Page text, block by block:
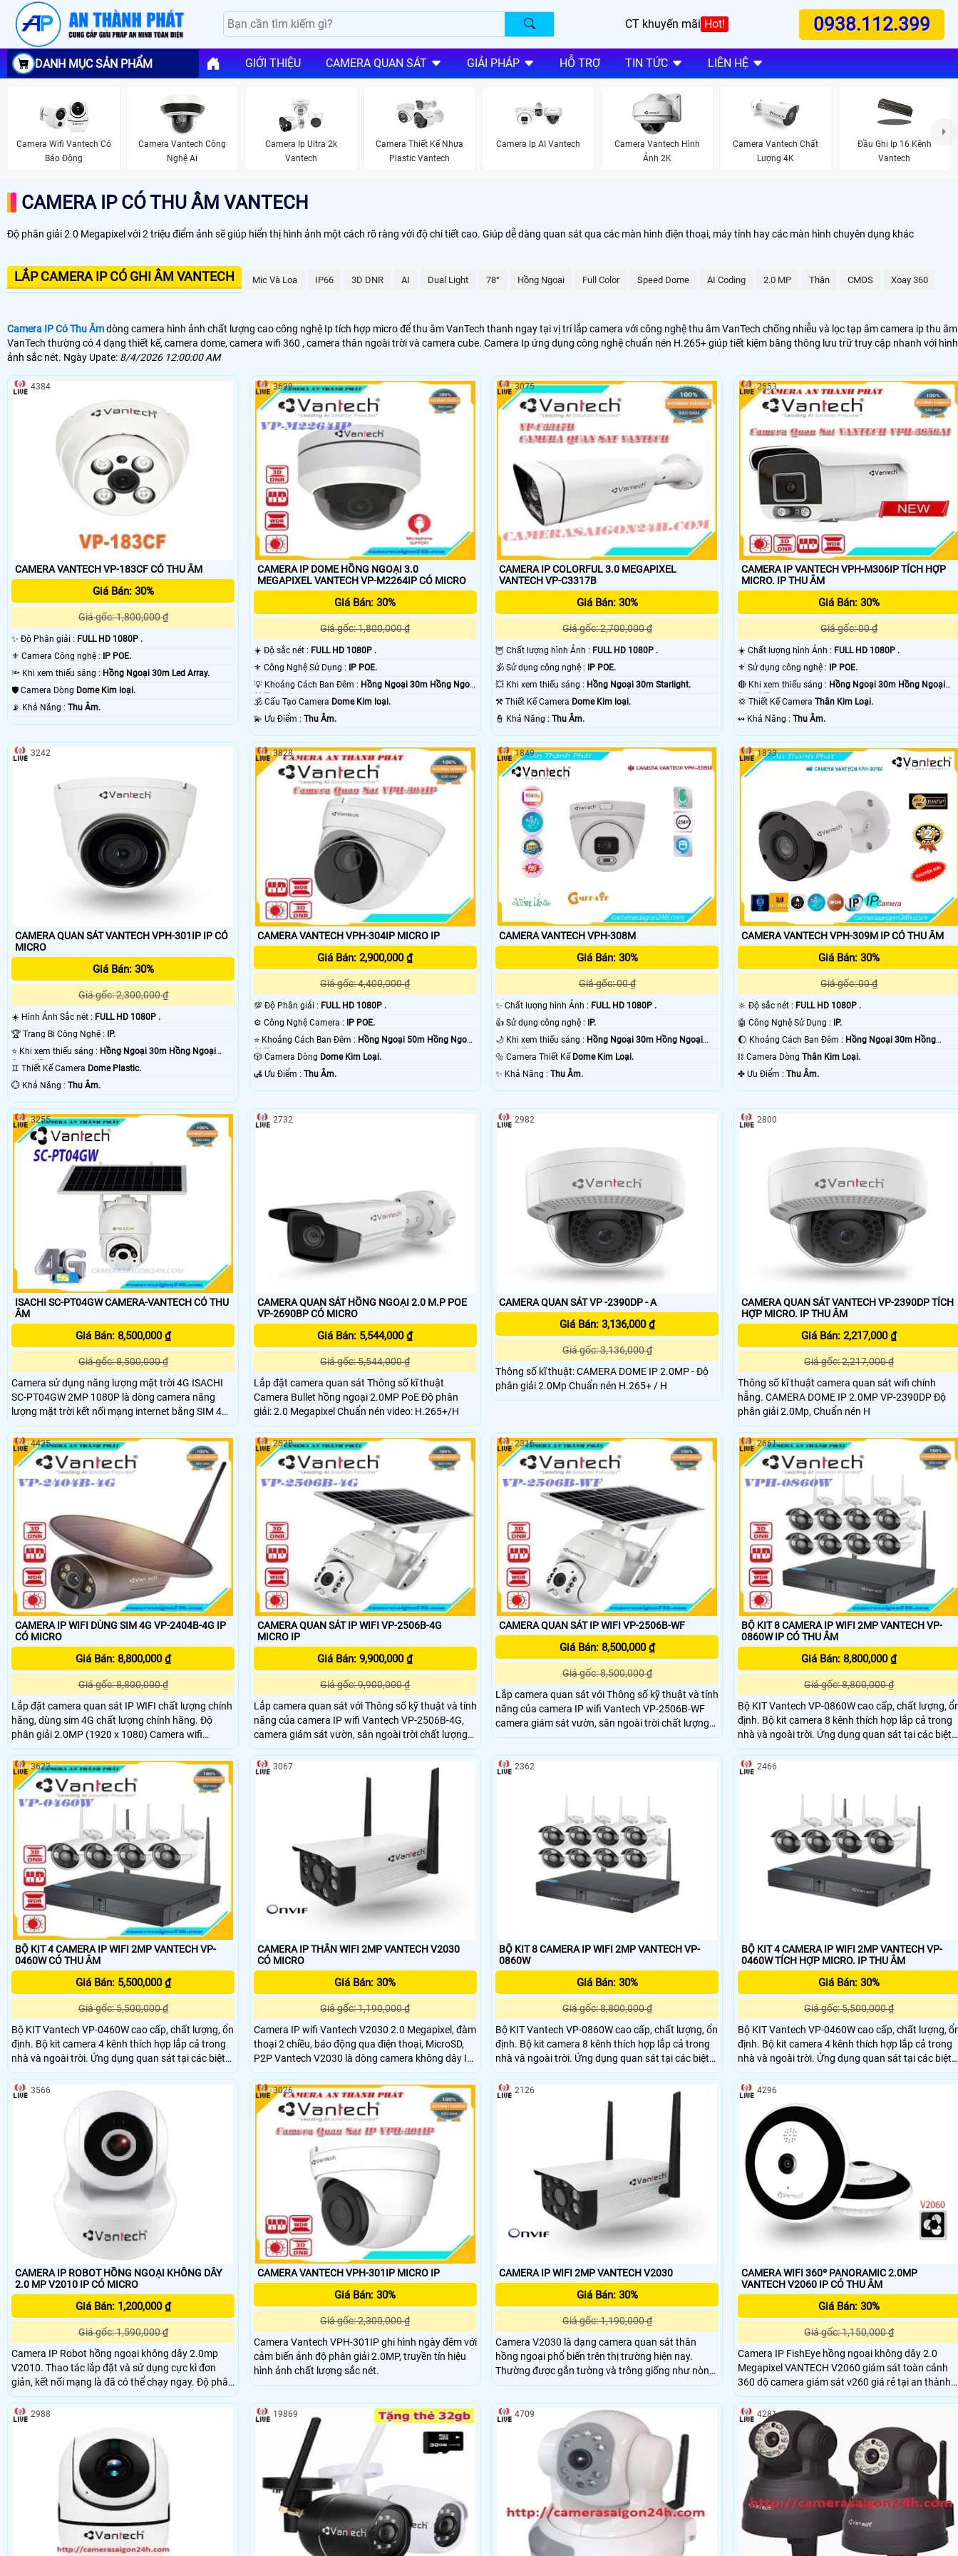
CT khuyến mãi Hot! 0938.112.399
DANH MỤC SẢN PHẨM GIỚI THIỆU CAMERA QUAN SÁT GIẢI PHÁP HỖ TRỢ TIN TỨC LIÊN HỆ
Camera Wifi Vantech Có
Báo Động
Camera Vantech Công
Nghệ Ai
Camera Ip Ultra 2k
Vantech
Camera Thiết Kế Nhựa
Plastic Vantech
Camera Ip AI Vantech
Camera Vantech Hình
Ảnh 2K
Camera Vantech Chất
Lượng 4K
Đầu Ghi Ip 16 Kênh
Vantech
CAMERA IP CÓ THU ÂM VANTECH
Độ phân giải 2.0 Megapixel với 2 triệu điểm ảnh sẽ giúp hiển thị hình ảnh một cách rõ ràng với độ chi tiết cao. Giúp dễ dàng quan sát qua các màn hình điện thoại, máy tính hay các màn hình chuyên dụng khác
LẮP CAMERA IP CÓ GHI ÂM VANTECH Mic Và Loa IP66 3D DNR AI Dual Light 78° Hồng Ngoại Full Color Speed Dome AI Coding 2.0 MP Thân CMOS Xoay 360
Camera IP Có Thu Âmdòng camera hình ảnh chất lượng cao công nghệ Ip tích hợp micro để thu âm VanTech thanh ngay tại vị trí lắp camera với công nghệ thu âm VanTech chống nhiễu và lọc tạp âm camera ip thu âm
VanTech thường có 4 dạng thiết kế, camera dome, camera wifi 360 , camera thân ngoài trời và camera cube. Camera Ip ứng dụng công nghệ chuẩn nén H.265+ giúp tiết kiệm băng thông lưu trữ truy cập nhanh với hình
ảnh sắc nét. Ngày Upate: 8/4/2026 12:00:00 AM
CAMERA VANTECH VP-183CF CÓ THU ÂM
Giá Bán: 30%
Giá gốc: 1,800,000 ₫
✨ Độ Phân giải : FULL HD 1080P .
⚜️ Camera Công nghệ : IP POE.
🔦 Khi xem thiếu sáng : Hồng Ngoại 30m Led Array.
🛡 Camera Dòng Dome Kim loại.
️📡 Khả Năng : Thu Âm.
4384
CAMERA IP DOME HỒNG NGOẠI 3.0
MEGAPIXEL VANTECH VP-M2264IP CÓ MICRO
Giá Bán: 30%
Giá gốc: 1,800,000 ₫
☀️ Độ sắc nét : FULL HD 1080P .
⚜️ Công Nghệ Sử Dụng : IP POE.
💡 Khoảng Cách Ban Đêm : Hồng Ngoại 30m Hồng Ngoại
SMD.🕉️ Cấu Tạo Camera Dome Kim loại.
️💫 Ưu Điểm : Thu Âm.
3699
CAMERA IP COLORFUL 3.0 MEGAPIXEL
VANTECH VP-C3317B
Giá Bán: 30%
Giá gốc: 2,700,000 ₫
🦉 Chất lượng hình Ảnh : FULL HD 1080P .
🕉️ Sử dụng công nghệ : IP POE.
💥 Khi xem thiếu sáng : Hồng Ngoại 30m Starlight.
⚒ Thiết Kế Camera Dome Kim loại.
️👮 Khả Năng :Thu Âm.
3075
CAMERA IP VANTECH VPH-M306IP TÍCH HỢP
MICRO. IP THU ÂM
Giá Bán: 30%
Giá gốc: 00 ₫
☀️ Chất lượng hình Ảnh : FULL HD 1080P .
⚜️ Sử dụng công nghệ : IP POE.
🔴 Khi xem thiếu sáng : Hồng Ngoại 30m Hồng Ngoại
Smart IR.
💢 Thiết Kế Camera Thân Kim Loại.
️↭ Khả Năng : Thu Âm.
2553
CAMERA QUAN SÁT VANTECH VPH-301IP IP CÓ
MICRO
Giá Bán: 30%
Giá gốc: 2,300,000 ₫
☀️ Hình Ảnh Sắc nét : FULL HD 1080P .
🏆 Trang Bị Công Nghệ : IP.
⭐ Khi xem thiếu sáng : Hồng Ngoại 30m Hồng Ngoại
Smart IR.
♊ Thiết Kế Camera Dome Plastic.
️💮 Khả Năng : Thu Âm.
3242
CAMERA VANTECH VPH-304IP MICRO IP
Giá Bán: 2,900,000 ₫
Giá gốc: 4,400,000 ₫
💯 Độ Phân giải : FULL HD 1080P .
⚙ Công Nghệ Camera : IP POE.
⭐ Khoảng Cách Ban Đêm : Hồng Ngoại 50m Hồng Ngoại
SMD.🎲 Camera Dòng Dome Kim Loại.
️🛃 Ưu Điểm : Thu Âm.
3828
CAMERA VANTECH VPH-308M
Giá Bán: 30%
Giá gốc: 00 ₫
✨ Chất lượng hình Ảnh : FULL HD 1080P .
👍 Sử dụng công nghệ : IP.
🌙 Khi xem thiếu sáng : Hồng Ngoại 30m Hồng Ngoại
Smart IR.
🔩 Camera Thiết Kế Dome Kim Loại.
️✨ Khả Năng :Thu Âm.
1849
CAMERA VANTECH VPH-309M IP CÓ THU ÂM
Giá Bán: 30%
Giá gốc: 00 ₫
🔆 Độ sắc nét : FULL HD 1080P .
🤖️ Công Nghệ Sử Dụng : IP.
🌔 Khoảng Cách Ban Đêm : Hồng Ngoại 30m Hồng
Ngoại Smart IR.
⛓ Camera Dòng Thân Kim Loại.
️✤ Ưu Điểm : Thu Âm.
1833
ISACHI SC-PT04GW CAMERA-VANTECH CÓ THU
ÂM
Giá Bán: 8,500,000 ₫
Giá gốc: 8,500,000 ₫
Camera sử dụng năng lượng mặt trời 4G ISACHI
SC-PT04GW 2MP 1080P là dòng camera năng
lượng mặt trời kết nối mạng internet bằng SIM 4G
dễ dàng sử dụng. Camera thông minh ngoài trời
độ phân giải 1080P, giám sát và điều khiển trên
điện thoại di động, đàm thoại 2 chiều, kết nối WiFi
trực tiếp, phát hiện chuyển động, có hồng ngoại
quay đêm, Camera năng lượng mặt trời SC-
PT04GW được tích hợp cảm biến PIR cung cấp
3255
CAMERA QUAN SÁT HỒNG NGOẠI 2.0 M.P POE
VP-2690BP CÓ MICRO
Giá Bán: 5,544,000 ₫
Giá gốc: 5,544,000 ₫
Lắp đặt camera quan sát Thông số kĩ thuật
Camera Bullet hồng ngoại 2.0MP PoE Độ phân
giải: 2.0 Megapixel Chuẩn nén video: H.265+/H
2732
CAMERA QUAN SÁT VP -2390DP - A
Giá Bán: 3,136,000 ₫
Giá gốc: 3,136,000 ₫
Thông số kĩ thuật: CAMERA DOME IP 2.0MP - Độ
phân giải 2.0Mp Chuẩn nén H.265+ / H
2982
CAMERA QUAN SÁT VANTECH VP-2390DP TÍCH
HỢP MICRO. IP THU ÂM
Giá Bán: 2,217,000 ₫
Giá gốc: 2,217,000 ₫
Thông số kĩ thuật camera quan sát wifi chính
hẫng. CAMERA DOME IP 2.0MP VP-2390DP Độ
phân giải 2.0Mp, Chuẩn nén H
2800
CAMERA IP WIFI DÙNG SIM 4G VP-2404B-4G IP
CÓ MICRO
Giá Bán: 8,800,000 ₫
Giá gốc: 8,800,000 ₫
Lắp đặt camera quan sát IP WIFI chất lượng chính
hãng, dùng sim 4G chất lượng chính hãng. Độ
phân giải 2.0MP (1920 x 1080) Camera wifi
Vantech VP-2404B-4G tích hợp 4 đèn LEDs trợ
sáng với ánh sáng kép thông minh cho tầm nhìn
ban đêm đủ màu. Tích hợp cảm biến PIR
4435
CAMERA QUAN SÁT IP WIFI VP-2506B-4G
MICRO IP
Giá Bán: 9,900,000 ₫
Giá gốc: 9,900,000 ₫
Lắp camera quan sát với Thông số kỹ thuật và tính
năng của camera IP wifi Vantech VP-2506B-4G,
camera giám sát vườn, sân ngoài trời chất lượng
chính hãng. Tính năng nổi bật của camera IP wifi
VP-2506B-4G, Độ phân giải 2.0MP (1920 x
1080),Tích hợp 4 đèn LEDs trợ sáng với ánh sáng
kép thông minh cho tầm nhìn ban đêm đủ màu.
2538
CAMERA QUAN SÁT IP WIFI VP-2506B-WF
Giá Bán: 8,500,000 ₫
Giá gốc: 8,500,000 ₫
Lắp camera quan sát với Thông số kỹ thuật và tính
năng của camera IP wifi Vantech VP-2506B-WF
camera giám sát vườn, sân ngoài trời chất lượng
chính hãng. Lắp đặt camera quan sát wifi dùng
của camera Vantech VP-2506B-WF
2316
BỘ KIT 8 CAMERA IP WIFI 2MP VANTECH VP-
0860W IP CÓ THU ÂM
Giá Bán: 8,800,000 ₫
Giá gốc: 8,800,000 ₫
Bộ KIT Vantech VP-0860W cao cấp, chất lượng,
định. Bộ kit camera 8 kênh thích hợp lắp cả trong
nhà và ngoài trời. Ứng dụng quan sát tại các biệt
thự, công ty, cửa hàng,… tính thẩm mỹ cao
2661
BỘ KIT 4 CAMERA IP WIFI 2MP VANTECH VP-
0460W CÓ THU ÂM
Giá Bán: 5,500,000 ₫
Giá gốc: 5,500,000 ₫
Bộ KIT Vantech VP-0460W cao cấp, chất lượng, ổn
định. Bộ kit camera 4 kênh thích hợp lắp cả trong
nhà và ngoài trời. Ứng dụng quan sát tại các biệt
thự, hộ gia đình, cửa hàng,… tính thẩm mỹ cao.
3623
CAMERA IP THÂN WIFI 2MP VANTECH V2030
CÓ MICRO
Giá Bán: 30%
Giá gốc: 1,190,000 ₫
Camera IP wifi Vantech V2030 2.0 Megapixel, đàm
thoại 2 chiều, báo động qua điện thoại, MicroSD,
P2P Vantech V2030 là dòng camera không dây IP
giá rẻ của hãng VANTECH. Với khả năng kết nối
không dây mạnh mẽ, camera VANTECH V2030
cho đường truyền tín hiệu liên tục, không bị gián
đoạn.
3067
BỘ KIT 8 CAMERA IP WIFI 2MP VANTECH VP-
0860W
Giá Bán: 30%
Giá gốc: 8,800,000 ₫
Bộ KIT Vantech VP-0860W cao cấp, chất lượng, ổn
định. Bộ kit camera 8 kênh thích hợp lắp cả trong
nhà và ngoài trời. Ứng dụng quan sát tại các biệt
thự, công ty, cửa hàng,… tính thẩm mỹ cao.
2362
BỘ KIT 4 CAMERA IP WIFI 2MP VANTECH VP-
0460W TÍCH HỢP MICRO. IP THU ÂM
Giá Bán: 30%
Giá gốc: 5,500,000 ₫
Bộ KIT Vantech VP-0460W cao cấp, chất lượng,
định. Bộ kit camera 4 kênh thích hợp lắp cả trong
nhà và ngoài trời. Ứng dụng quan sát tại các biệt
thự, hộ gia đình, cửa hàng,… tính thẩm mỹ cao.
2466
CAMERA IP ROBOT HỒNG NGOẠI KHÔNG DÂY
2.0 MP V2010 IP CÓ MICRO
Giá Bán: 1,200,000 ₫
Giá gốc: 1,590,000 ₫
Camera IP Robot hồng ngoại không dây 2.0mp
V2010. Thao tác lắp đặt và sử dụng cực kì đơn
giản, kết nối mạng là đã có thể chạy ngay. Độ phân
giải 2
3566
CAMERA VANTECH VPH-301IP MICRO IP
Giá Bán: 30%
Giá gốc: 2,300,000 ₫
Camera Vantech VPH-301IP ghi hình ngày đêm với
cảm biến ảnh độ phân giải 2.0MP, truyền tín hiệu
hình ảnh chất lượng sắc nét.
3026
CAMERA IP WIFI 2MP VANTECH V2030
Giá Bán: 30%
Giá gốc: 1,190,000 ₫
Camera V2030 là dạng camera quan sát thân
hồng ngoại phổ biến trên thị trường hiện nay.
Thường được gắn tường và trông giống như nòng
súng hay một viên đạn vỏ. Loại này cố định không
xa. Và tùy theo nhu cầu mà ta có thể điều chỉnh
kích thước ống kính cho phù hợp
2126
CAMERA WIFI 360º PANORAMIC 2.0MP
VANTECH V2060 IP CÓ THU ÂM
Giá Bán: 30%
Giá gốc: 1,150,000 ₫
Camera IP FishEye hồng ngoại không dây 2.0
Megapixel VANTECH V2060 giám sát toàn cảnh
360 dộ camera giám sát v260 giá rẻ tại an thành
phát
4296
2988 19869 4709 4281